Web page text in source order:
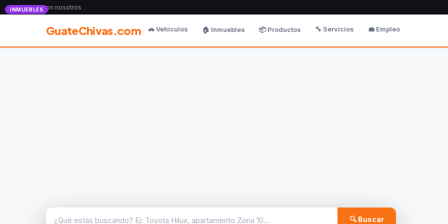
Anunciate con nosotros
GuateChivas.com 🚗 Vehículos 🏠 Inmuebles 📦 Productos 🔧 Servicios 💼 Empleo
🔍 Buscar
INMUEBLES